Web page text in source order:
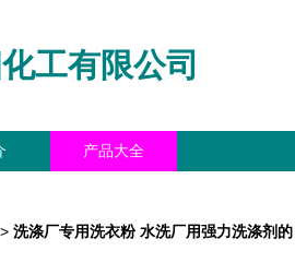
工有限公司
产品大全
> 洗涤厂专用洗衣粉 水洗厂用强力洗涤剂的